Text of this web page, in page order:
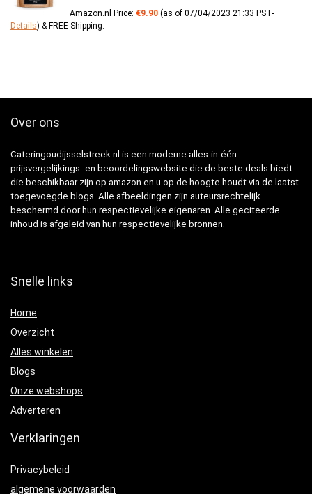
Amazon.nl Price: €9.90 (as of 07/04/2023 21:33 PST-
Details) & FREE Shipping.
Over ons
Cateringoudijsselstreek.nl is een moderne alles-in-één
prijsvergelijkings- en beoordelingswebsite die de beste deals biedt
die beschikbaar zijn op amazon en u op de hoogte houdt via de laatst
toegevoegde blogs. Alle afbeeldingen zijn auteursrechtelijk
beschermd door hun respectievelijke eigenaren. Alle geciteerde
inhoud is afgeleid van hun respectievelijke bronnen.
Snelle links
Home
Overzicht
Alles winkelen
Blogs
Onze webshops
Adverteren
Verklaringen
Privacybeleid
algemene voorwaarden